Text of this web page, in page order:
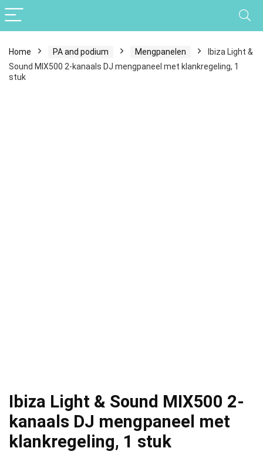
Home PA and podium Mengpanelen
Ibiza Light &
Sound MIX500 2-kanaals DJ mengpaneel met klankregeling, 1
stuk
Ibiza Light & Sound MIX500 2-
kanaals DJ mengpaneel met
klankregeling, 1 stuk